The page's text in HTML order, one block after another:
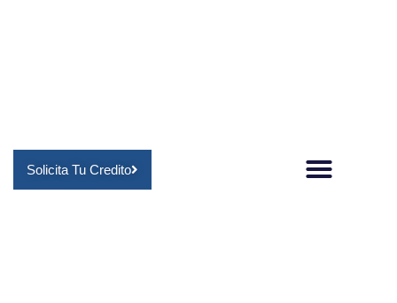
Solicita Tu Credito